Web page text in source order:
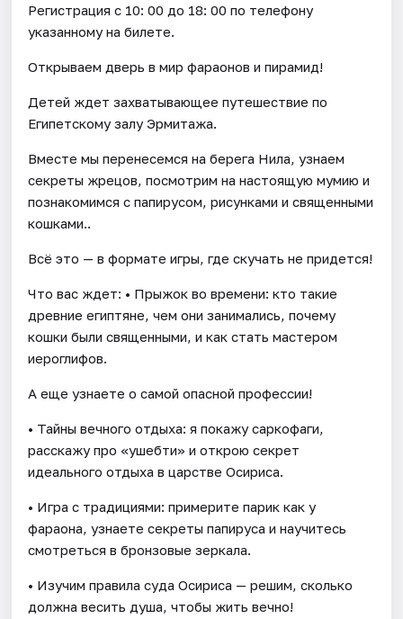
Регистрация с 10: 00 до 18: 00 по телефону
указанному на билете.
Открываем дверь в мир фараонов и пирамид!
Детей ждет захватывающее путешествие по
Египетскому залу Эрмитажа.
Вместе мы перенесемся на берега Нила, узнаем
секреты жрецов, посмотрим на настоящую мумию и
познакомимся с папирусом, рисунками и священными
кошками..
Всё это — в формате игры, где скучать не придется!
Что вас ждет: • Прыжок во времени: кто такие
древние египтяне, чем они занимались, почему
кошки были священными, и как стать мастером
иероглифов.
А еще узнаете о самой опасной профессии!
• Тайны вечного отдыха: я покажу саркофаги,
расскажу про «ушебти» и открою секрет
идеального отдыха в царстве Осириса.
• Игра с традициями: примерите парик как у
фараона, узнаете секреты папируса и научитесь
смотреться в бронзовые зеркала.
• Изучим правила суда Осириса — решим, сколько
должна весить душа, чтобы жить вечно!